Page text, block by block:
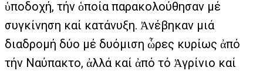
ὑποδοχή, τήν ὁποία παρακολούθησαν μέ
συγκίνηση καί κατάνυξη. Ἀνέβηκαν μιά
διαδρομή δύο μέ δυόμιση ὧρες κυρίως ἀπό
τήν Ναύπακτο, ἀλλά καί ἀπό τό Ἀγρίνιο καί